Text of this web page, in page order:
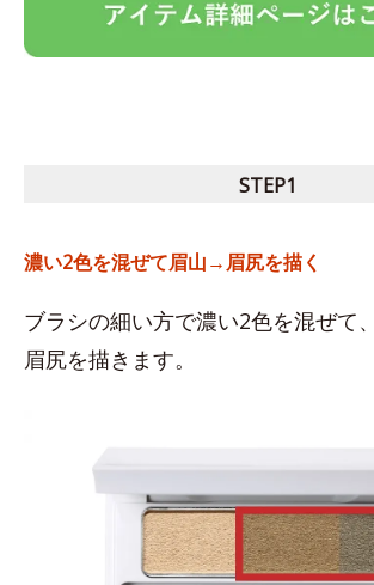
STEP1
濃い2色を混ぜて眉山→眉尻を描く
ブラシの細い方で濃い2色を混ぜて
眉尻を描きます。